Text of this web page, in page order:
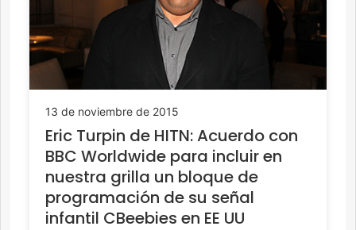
13 de noviembre de 2015
Eric Turpin de HITN: Acuerdo con
BBC Worldwide para incluir en
nuestra grilla un bloque de
programación de su señal
infantil CBeebies en EE UU